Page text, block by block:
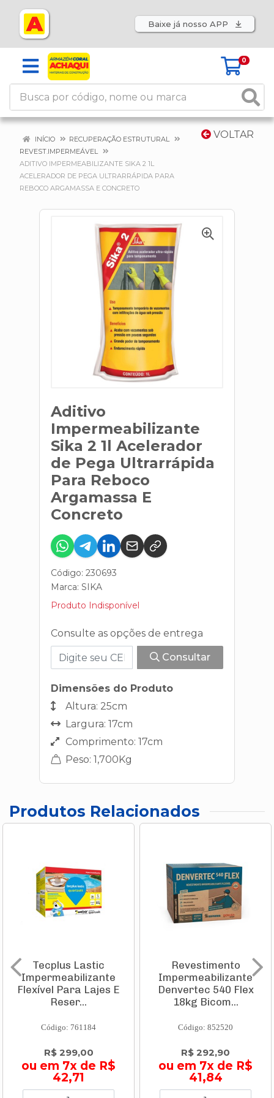
Baixe já nosso APP
0
VOLTAR
INÍCIO
RECUPERAÇÃO ESTRUTURAL
REVEST.IMPERMEÁVEL
ADITIVO IMPERMEABILIZANTE SIKA 2 1L
ACELERADOR DE PEGA ULTRARRÁPIDA PARA
REBOCO ARGAMASSA E CONCRETO
Aditivo
Impermeabilizante
Sika 2 1l Acelerador
de Pega Ultrarrápida
Para Reboco
Argamassa E
Concreto
Código: 230693
Marca: SIKA
Produto Indisponível
Consulte as opções de entrega
Consultar
Dimensões do Produto
Altura: 25cm
Largura: 17cm
Comprimento: 17cm
Peso: 1,700Kg
Produtos Relacionados
Tecplus Lastic
Impermeabilizante
Flexível Para Lajes E
Reser...
Código: 761184
R$ 299,00
ou em 7x de R$
42,71
Revestimento
Impermeabilizante
Denvertec 540 Flex
18kg Bicom...
Código: 852520
R$ 292,90
ou em 7x de R$
41,84